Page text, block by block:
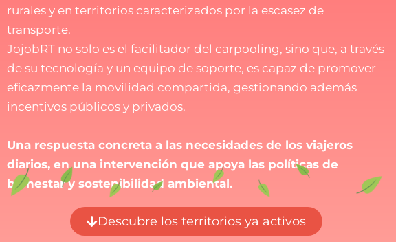
rurales y en territorios caracterizados por la escasez de
transporte.
JojobRT no solo es el facilitador del carpooling, sino que, a través
de su tecnología y un equipo de soporte, es capaz de promover
eficazmente la movilidad compartida, gestionando además
incentivos públicos y privados.
Una respuesta concreta a las necesidades de los viajeros
diarios, en una intervención que apoya las políticas de
bienestar y sostenibilidad ambiental.
Descubre los territorios ya activos